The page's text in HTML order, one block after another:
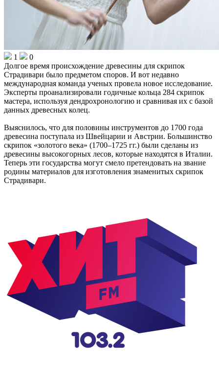
1
0
Долгое время происхождение древесины для скрипок
Страдивари было предметом споров. И вот недавно
международная команда ученых провела новое исследование.
Эксперты проанализировали годичные кольца 284 скрипок
мастера, используя дендрохронологию и сравнивая их с базой
данных древесных колец.
Выяснилось, что для половины инструментов до 1700 года
древесина поступала из Швейцарии и Австрии. Большинство
скрипок «золотого века» (1700–1725 гг.) были сделаны из
древесины высокогорных лесов, которые находятся в Италии.
Теперь эти государства могут смело претендовать на звание
родины материалов для изготовления знаменитых скрипок
Страдивари.